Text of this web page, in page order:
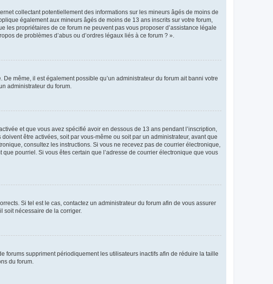
collectant potentiellement des informations sur les mineurs âgés de moins de
également aux mineurs âgés de moins de 13 ans inscrits sur votre forum,
propriétaires de ce forum ne peuvent pas vous proposer d’assistance légale
de problèmes d’abus ou d’ordres légaux liés à ce forum ? ».
même, il est également possible qu’un administrateur du forum ait banni votre
administrateur du forum.
et que vous avez spécifié avoir en dessous de 13 ans pendant l’inscription,
être activées, soit par vous-même ou soit par un administrateur, avant que
consultez les instructions. Si vous ne recevez pas de courrier électronique,
pourriel. Si vous êtes certain que l’adresse de courrier électronique que vous
Si tel est le cas, contactez un administrateur du forum afin de vous assurer
soit nécessaire de la corriger.
forums suppriment périodiquement les utilisateurs inactifs afin de réduire la taille
du forum.